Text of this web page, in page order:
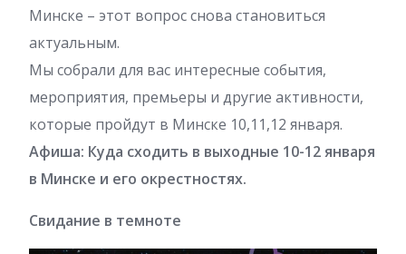
Минске – этот вопрос снова становиться
актуальным.
Мы собрали для вас интересные события,
мероприятия, премьеры и другие активности,
которые пройдут в Минске 10,11,12 января.
Афиша: Куда сходить в выходные 10-12 января
в Минске и его окрестностях.
Свидание в темноте